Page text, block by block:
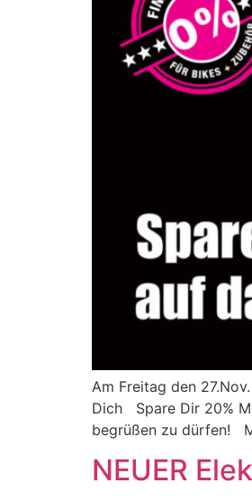
Am Freitag den
Dich Spare Dir 20%
begrüßen zu dürfen!
NEUER